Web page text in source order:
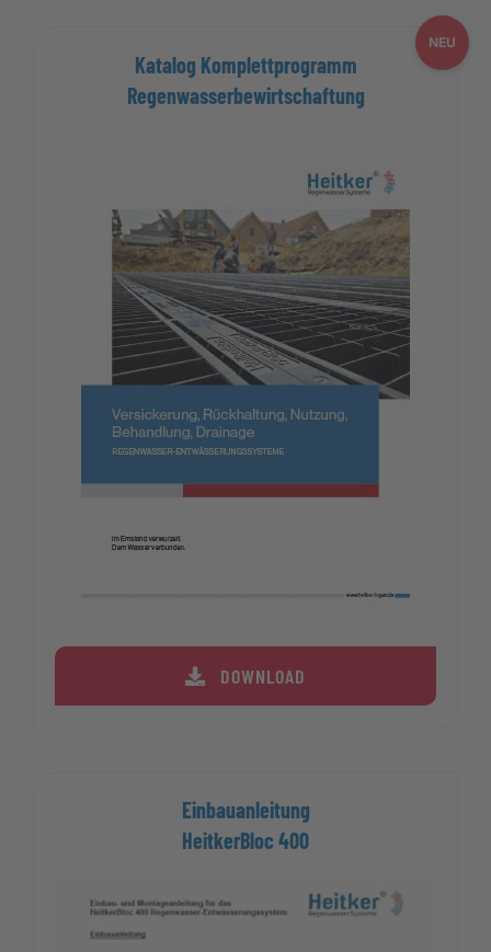
Katalog Komplettprogramm
Regenwasserbewirtschaftung
DOWNLOAD
NEU
Einbauanleitung
HeitkerBloc 400